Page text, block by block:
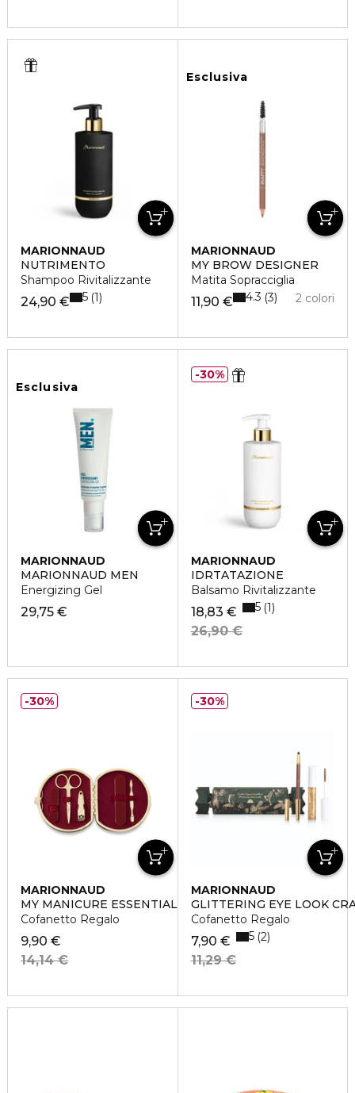
MARIONNAUD
NUTRIMENTO
Shampoo Rivitalizzante
24,90 € 5 1
Esclusiva
MARIONNAUD
MY BROW DESIGNER
Matita Sopracciglia
11,90 € 2 colori
4.3 3
Esclusiva
MARIONNAUD
MARIONNAUD MEN
Energizing Gel
29,75 €
MARIONNAUD
IDRTATAZIONE
Balsamo Rivitalizzante
18,83 €
26,90 €
5 1
30%
MARIONNAUD
MY MANICURE ESSENTIALS
Cofanetto Regalo
9,90 €
14,14 €
30%
MARIONNAUD
GLITTERING EYE LOOK
Cofanetto Regalo
7,90 €
11,29 €
5 2
30%